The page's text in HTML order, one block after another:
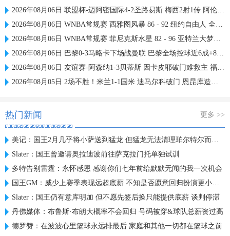
2026年08月06日 联盟杯-迈阿密国际4-2圣路易斯 梅西2射1传 阿伦助攻戴帽
2026年08月06日 WNBA常规赛 西雅图风暴 86 - 92 纽约自由人 全场集锦
2026年08月06日 WNBA常规赛 菲尼克斯水星 82 - 96 亚特兰大梦想 全场集锦
2026年08月06日 巴黎0-3马略卡下场战曼联 巴黎全场控球近6成+8射3正未果
2026年08月06日 友谊赛-阿森纳1-3贝蒂斯 因卡皮耶破门难救主 福纳尔斯1射2传
2026年08月05日 2场不胜！米兰1-1国米 迪马尔科破门 恩昆库造点+点射拉莫斯登场
热门新闻 更多 >>
美记：国王2月几乎将小萨送到猛龙 但猛龙无法清理珀尔特尔而告吹
Slater：国王曾邀请奥拉迪波前往萨克拉门托单独试训
多特告别雷霆：永怀感恩 感谢你们七年前给默默无闻的我一次机会
国王GM：威少上赛季表现远超底薪 不知是否愿意回归扮演更小角色
Slater：国王仍有意库明加 但不愿先签后换只能提供底薪 谈判停滞
丹佛媒体：布鲁斯·布朗大概率不会回归 号码被穿&球队总薪资过高
德罗赞：在波波心里篮球永远排最后 家庭和其他一切都在篮球之前